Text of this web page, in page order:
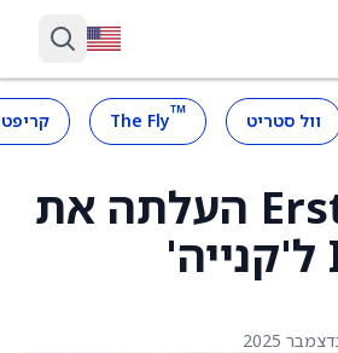
וול סטריט ™
The Fly
Erste Group העלתה את
דירוג IBM ל'קנייה'